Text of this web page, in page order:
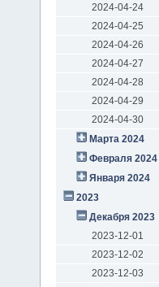
2024-04-24
2024-04-25
2024-04-26
2024-04-27
2024-04-28
2024-04-29
2024-04-30
Марта 2024
Февраля 2024
Января 2024
2023
Декабря 2023
2023-12-01
2023-12-02
2023-12-03